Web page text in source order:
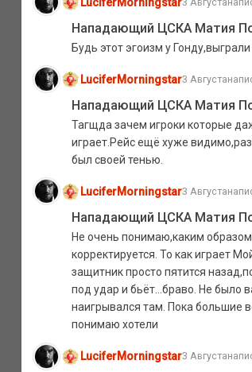
Нападающий ЦСКА Матия
Будь этот эгоизм у
LuciferMorningstar3 Августа
Нападающий ЦСКА Матия
Тагщда зачем игроки которые
играет.Рейс ещё хуже
был своей тенью.
LuciferMorningstar3 Августа
Нападающий ЦСКА Матия
Не очень понимаю,каким
корректируется. То как играет
защитник просто пятится
под удар и бьёт...браво. Не было
наигрывался там. Пока большие
понимаю хотели
LuciferMorningstar3 Августа